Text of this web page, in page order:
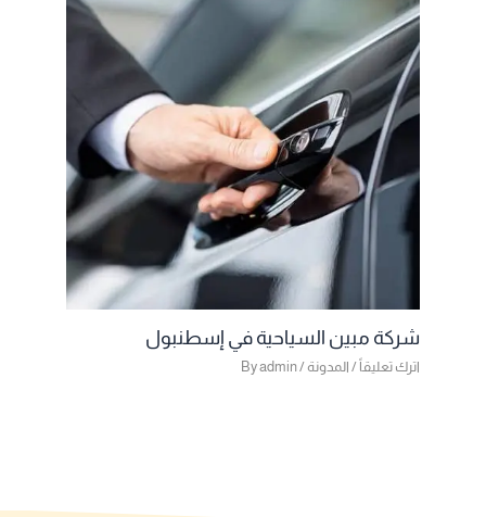
شركة مبين السياحية في إسطنبول
اترك تعليقاً / المدونة/ By
admin